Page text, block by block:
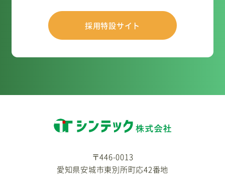
採用特設サイト
〒446-0013
愛知県安城市東別所町応42番地